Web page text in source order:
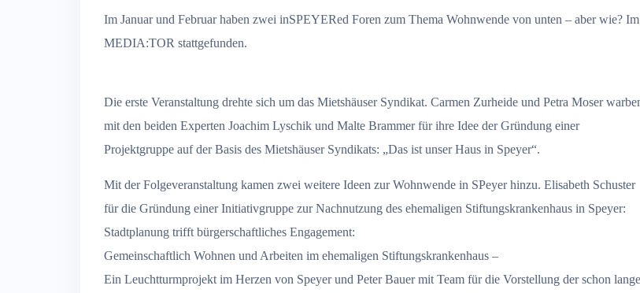
Im Januar und Februar haben zwei inSPEYERed Foren zum Thema Wohnwende von unten – aber wie? Im
MEDIA:TOR stattgefunden.
Die erste Veranstaltung drehte sich um das Mietshäuser Syndikat. Carmen Zurheide und Petra Moser
mit den beiden Experten Joachim Lyschik und Malte Brammer für ihre Idee der Gründung einer
Projektgruppe auf der Basis des Mietshäuser Syndikats: „Das ist unser Haus in Speyer“.
Mit der Folgeveranstaltung kamen zwei weitere Ideen zur Wohnwende in SPeyer hinzu. Elisabeth Schuster
für die Gründung einer Initiativgruppe zur Nachnutzung des ehemaligen Stiftungskrankenhaus in Speyer:
Stadtplanung trifft bürgerschaftliches Engagement:
Gemeinschaftlich Wohnen und Arbeiten im ehemaligen Stiftungskrankenhaus –
Ein Leuchtturmprojekt im Herzen von Speyer und Peter Bauer mit Team für die Vorstellung der schon lange